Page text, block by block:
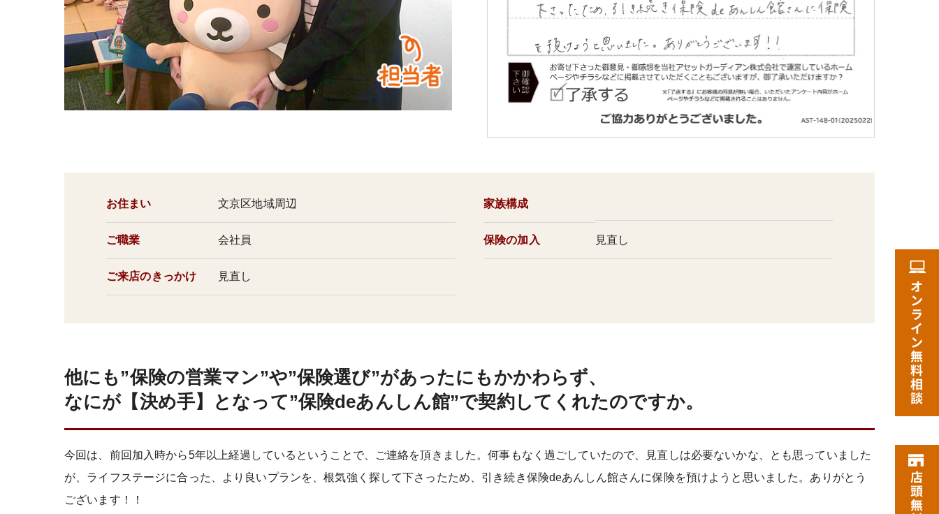
お住まい 文京区地域周辺 家族構成
ご職業 会社員 保険の加入 見直し
ご来店のきっかけ 見直し
他にも”保険の営業マン”や”保険選び”があったにもかかわらず、
なにが【決め手】となって”保険deあんしん館”で契約してくれたのですか。
今回は、前回加入時から5年以上経過しているということで、ご連絡を頂きました。何事もなく過ごしていたので、見直しは必要ないかな、とも思っていました
が、ライフステージに合った、より良いプランを、根気強く探して下さったため、引き続き保険deあんしん館さんに保険を預けようと思いました。ありがとう
ございます！！